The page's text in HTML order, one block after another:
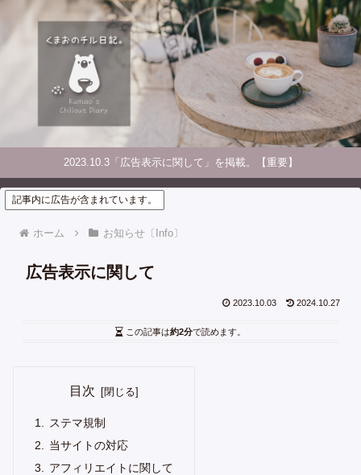
2023.10.3「広告表示に関して」を掲載。【重要】
記事内に広告が含まれています。
ホーム お知らせ〔Info〕
広告表示に関して
2023.10.03 2024.10.27
この記事は約2分で読めます。
目次
ステマ規制
当サイトの対応
アフィリエイトに関して